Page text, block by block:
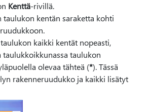
Kenttä-rivillä.
taulukon kentän saraketta kohti
kaikki kentät nopeasti,
taulukkoikkunassa taulukon
olevaa tähteä (*). Tässä
rakenneruudukko ja kaikki lisätyt